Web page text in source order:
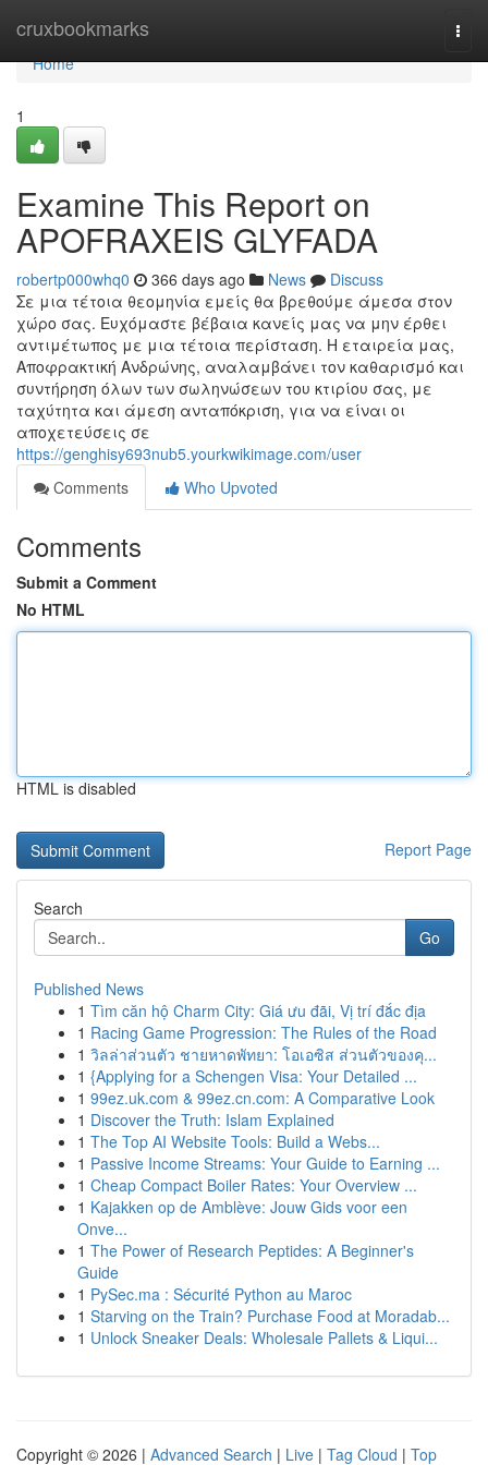
cruxbookmarks
Home
Home
1
Examine This Report on
APOFRAXEIS GLYFADA
robertp000whq0 366 days ago News
Discuss
Σε μια τέτοια θεομηνία εμείς θα βρεθούμε άμεσα στον
χώρο σας. Ευχόμαστε βέβαια κανείς μας να μην έρθει
αντιμέτωπος με μια τέτοια περίσταση. Η εταιρεία μας,
Αποφρακτική Ανδρώνης, αναλαμβάνει τον καθαρισμό και
συντήρηση όλων των σωληνώσεων του κτιρίου σας, με
ταχύτητα και άμεση ανταπόκριση, για να είναι οι
αποχετεύσεις σε
https://genghisy693nub5.yourkwikimage.com/user
Comments
Who Upvoted
Comments
Submit a Comment
No HTML
HTML is disabled
Report Page
Search
Go
Published News
1 Tìm căn hộ Charm City: Giá ưu đãi, Vị trí đắc địa
1 Racing Game Progression: The Rules of the Road
1 วิลล่าส่วนตัว ชายหาดพัทยา: โอเอซิส ส่วนตัวของคุ...
1 {Applying for a Schengen Visa: Your Detailed ...
1 99ez.uk.com & 99ez.cn.com: A Comparative Look
1 Discover the Truth: Islam Explained
1 The Top AI Website Tools: Build a Webs...
1 Passive Income Streams: Your Guide to Earning ...
1 Cheap Compact Boiler Rates: Your Overview ...
1 Kajakken op de Amblève: Jouw Gids voor een
Onve...
1 The Power of Research Peptides: A Beginner's
Guide
1 PySec.ma : Sécurité Python au Maroc
1 Starving on the Train? Purchase Food at Moradab...
1 Unlock Sneaker Deals: Wholesale Pallets & Liqui...
Copyright © 2026 | Advanced Search | Live | Tag Cloud | Top